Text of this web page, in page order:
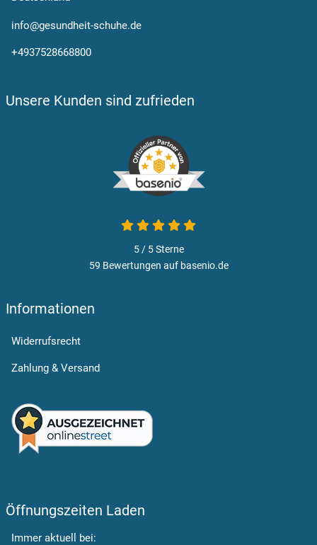
info@gesundheit-schuhe.de
+4937528668800
Unsere Kunden sind zufrieden
5 von 5
5 / 5Sterne
59 Bewertungen auf basenio.de
Informationen
Widerrufsrecht
Zahlung & Versand
Öffnungszeiten Laden
Immer aktuell bei: